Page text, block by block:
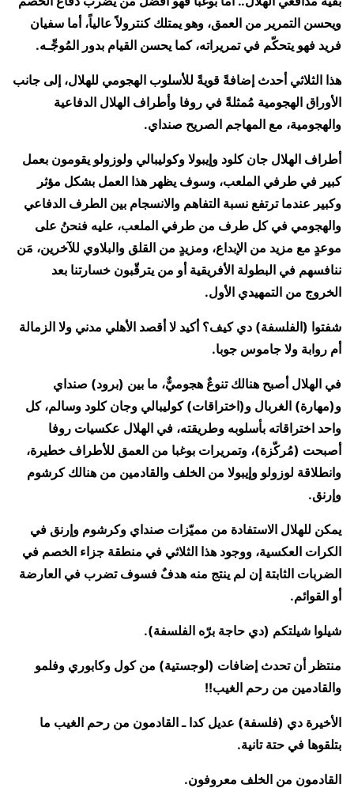
ويحسن التمرير من العمق، وهو يمتلك كنترولاً عالياً، أما سفيان
فريد فهو يتحكّم في تمريراته، كما يحسن القيام بدور المُوجِّـه.
هذا الثلاثي أحدث إضافةً قويةً للأسلوب الهجومي للهلال، إلى جانب
الأوراق الهجومية مُمثلةً في روفا وأطراف الهلال الدفاعية
والهجومية، مع المهاجم الصريح صنداي.
أطراف الهلال جان كلود وإيبولا وكوليبالي ولوزولو يقومون بعمل
كبير في طرفي الملعب، وسوف يظهر هذا العمل بشكل مؤثر
وكبير عندما ترتفع نسبة التفاهم والانسجام بين الطرف الدفاعي
والهجومي في كل طرف من طرفي الملعب، عليه فنحنُ على
موعدٍ مع مزيد من الإبداع، ومزيدٍ من القلق والبلاوي للآخرين، مَن
ننافسهم في البطولة الأفريقية أو من يترقّبون خسارتنا بعد
الخروج من التمهيدي الأول.
شفتوا (الفلسفة) دي كيف؟ أكيد لا أقصد الأهلي مدني ولا الزمالة
أم روابة ولا جاموس جوبا.
في الهلال أصبح هنالك تنوعٌ هجوميٌّ، ما بين (برود) صنداي
و(مهارة) الغربال و(اختراقات) كوليبالي وجان كلود وسالم، كل
واحد اختراقاته بأسلوبه وطريقته، في الهلال عكسيات روفا
أصبحت (مُركّزة)، وتمريرات بوغبا من العمق للأطراف خطيرة،
وانطلاقة لوزولو وإيبولا من الخلف والقادمين من هنالك كرشوم
وإرنق.
يمكن للهلال الاستفادة من مميّزات صنداي وكرشوم وإرنق في
الكرات العكسية، ووجود هذا الثلاثي في منطقة جزاء الخصم في
الضربات الثابتة إن لم ينتج منه هدفٌ فسوف تضرب في العارضة
أو القوائم.
شيلوا شيلتكم (دي حاجة برّه الفلسفة).
منتظر أن تحدث إضافات (لوجستية) من كول وكابوري وفلمو
والقادمين من رحم الغيب!!
الأخيرة دي (فلسفة) عديل كدا ـ القادمون من رحم الغيب ما
بتلقوها في حتة تانية.
القادمون من الخلف معروفون.